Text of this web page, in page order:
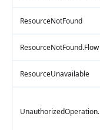
ResourceNotFound
ResourceNotFound.Flow
ResourceUnavailable